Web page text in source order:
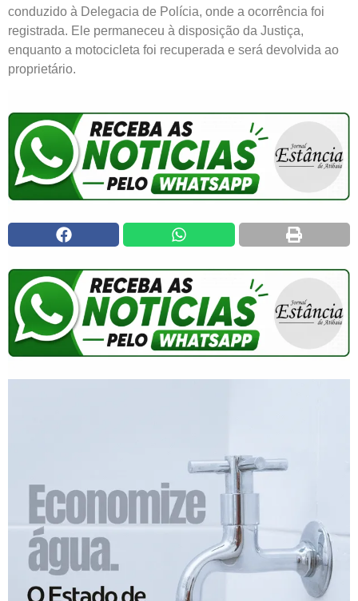
conduzido à Delegacia de Polícia, onde a ocorrência foi
registrada. Ele permaneceu à disposição da Justiça,
enquanto a motocicleta foi recuperada e será devolvida ao
proprietário.